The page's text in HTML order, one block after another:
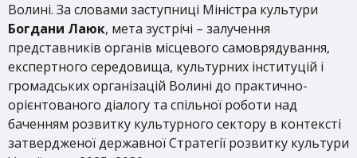
Волині. За словами заступниці Міністра культури
Богдани Лаюк, мета зустрічі – залучення
представників органів місцевого самоврядування,
експертного середовища, культурних інституцій і
громадських організацій Волині до практично-
орієнтованого діалогу та спільної роботи над
баченням розвитку культурного сектору в контексті
затвердженої державної Стратегії розвитку культури